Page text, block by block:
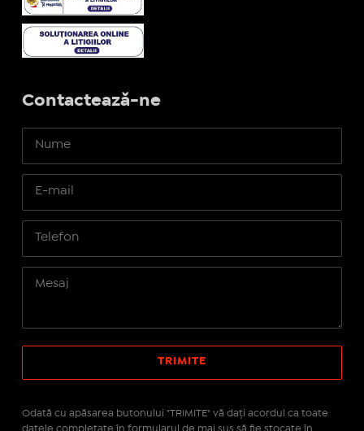
Contactează-ne
Odată cu apăsarea butonului "TRIMITE" vă daţi acordul ca toate
datele completate în formularul de mai sus să fie stocate în